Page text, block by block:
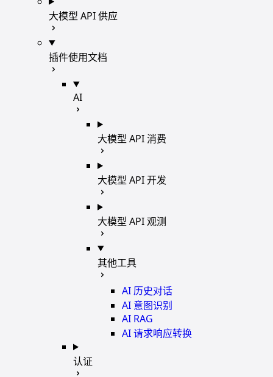
大模型 API 供应
插件使用文档
AI
大模型 API 消费
大模型 API 开发
大模型 API 观测
其他工具
AI 历史对话
AI 意图识别
AI RAG
AI 请求响应转换
认证